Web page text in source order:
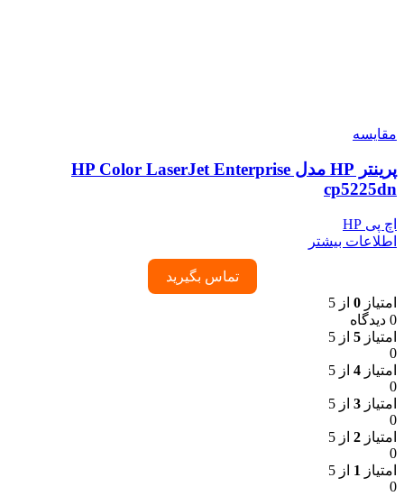
مقایسه
پرینتر HP مدل HP Color LaserJet Enterprise
cp5225dn
اچ پی HP
اطلاعات بیشتر
تماس بگیرید
امتیاز 0 از 5
0 دیدگاه
امتیاز 5 از 5
0
امتیاز 4 از 5
0
امتیاز 3 از 5
0
امتیاز 2 از 5
0
امتیاز 1 از 5
0